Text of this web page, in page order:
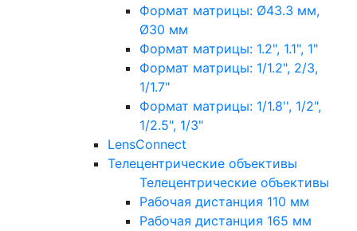
Формат матрицы: Ø43.3 мм,
Ø30 мм
Формат матрицы: 1.2", 1.1", 1"
Формат матрицы: 1/1.2", 2/3,
1/1.7"
Формат матрицы: 1/1.8'', 1/2",
1/2.5", 1/3"
LensConnect
Телецентрические объективы
Телецентрические объективы
Рабочая дистанция 110 мм
Рабочая дистанция 165 мм